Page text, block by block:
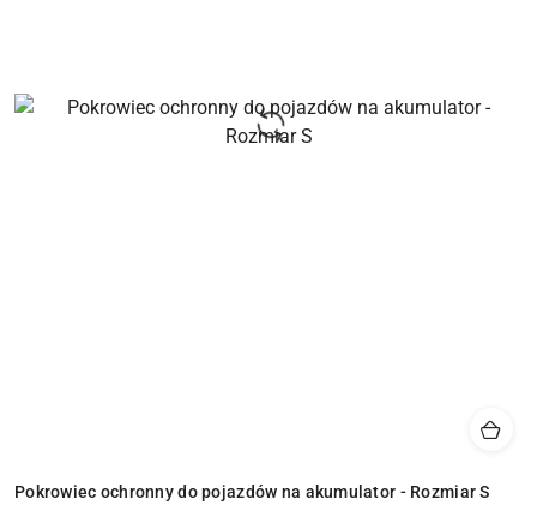
Pokrowiec ochronny do pojazdów na akumulator - Rozmiar S